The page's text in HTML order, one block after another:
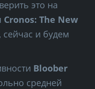
это на
Cronos: The New
и будем
Bloober
средней